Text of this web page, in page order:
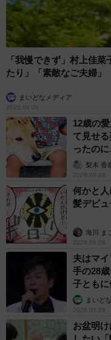
「我慢できず」村上佳
たり」「素敵なご夫婦」
まいどなメディア
2026.08.08
12歳の
て見せ
ったの
「尊…」
梨木 香
2026.08.08
何かと
髪デビ
海川 ま
2026.08.08
夫はマ
手の28
子とも
まいど
2026.08.08
お盆明